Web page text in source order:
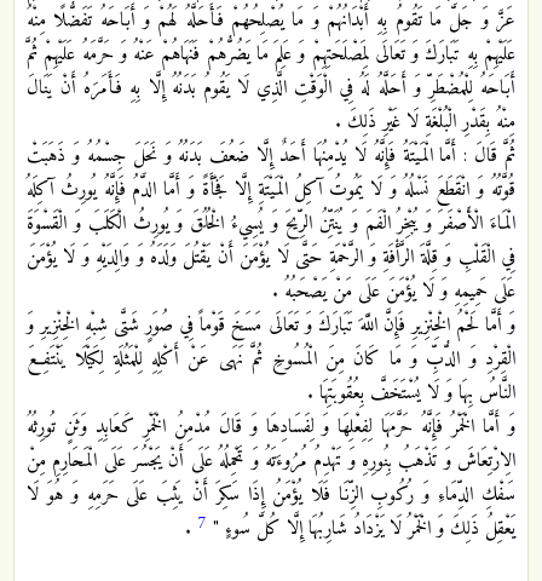
عَزَّ وَ جَلَّ مَا تَقُومُ بِهِ أَبْدَانُهُمْ وَ مَا يُصْلِحُهُمْ فَأَحَلَّهُ لَهُمْ وَ أَبَاحَهُ تَفَضُّلًا مِنْهُ
عَلَيْهِمْ بِهِ تَبَارَكَ وَ تَعَالَى لِمَصْلَحَتِهِمْ وَ عَلِمَ مَا يَضُرُّهُمْ فَنَهَاهُمْ عَنْهُ وَ حَرَّمَهُ عَلَيْهِمْ ثُمَّ
أَبَاحَهُ لِلْمُضْطَرِّ وَ أَحَلَّهُ لَهُ فِي الْوَقْتِ الَّذِي لَا يَقُومُ بَدَنُهُ إِلَّا بِهِ فَأَمَرَهُ أَنْ يَنَالَ
مِنْهُ بِقَدْرِ الْبُلْغَةِ لَا غَيْرِ ذَلِكَ .
ثُمَّ قَالَ : أَمَّا الْمَيْتَةُ فَإِنَّهُ لَا يُدْمِنُهَا أَحَدٌ إِلَّا ضَعُفَ بَدَنُهُ وَ نَحَلَ جِسْمُهُ وَ ذَهَبَتْ
قُوَّتُهُ وَ انْقَطَعَ نَسْلُهُ وَ لَا يَمُوتُ آكِلُ الْمَيْتَةِ إِلَّا فَجْأَةً وَ أَمَّا الدَّمُ فَإِنَّهُ يُورِثُ آكِلَهُ
الْمَاءَ الْأَصْفَرَ وَ يُبْخِرُ الْفَمَ وَ يُنَتِّنُ الرِّيحَ وَ يُسِي‏ءُ الْخُلُقَ وَ يُورِثُ الْكَلَبَ وَ الْقَسْوَةَ
فِي الْقَلْبِ وَ قِلَّةَ الرَّأْفَةِ وَ الرَّحْمَةِ حَتَّى لَا يُؤْمَنَ أَنْ يَقْتُلَ وَلَدَهُ وَ وَالِدَيْهِ وَ لَا يُؤْمَنَ
عَلَى حَمِيمِهِ وَ لَا يُؤْمَنَ عَلَى مَنْ يَصْحَبُهُ .
وَ أَمَّا لَحْمُ الْخِنْزِيرِ فَإِنَّ اللَّهَ تَبَارَكَ وَ تَعَالَى مَسَخَ قَوْماً فِي صُوَرٍ شَتَّى شِبْهِ الْخِنْزِيرِ وَ
الْقِرْدِ وَ الدُّبِّ وَ مَا كَانَ مِنَ الْمُسُوخِ ثُمَّ نَهَى عَنْ أَكْلِهِ لِلْمَثُلَةِ لِكَيْلَا يَنْتَفِعَ
النَّاسُ بِهَا وَ لَا يُسْتَخَفَّ بِعُقُوبَتِهَا .
وَ أَمَّا الْخَمْرُ فَإِنَّهُ حَرَّمَهَا لِفِعْلِهَا وَ لِفَسَادِهَا وَ قَالَ مُدْمِنُ الْخَمْرِ كَعَابِدِ وَثَنٍ تُورِثُهُ
الِارْتِعَاشَ وَ تَذْهَبُ بِنُورِهِ وَ تَهْدِمُ مُرُوءَتَهُ وَ تَحْمِلُهُ عَلَى أَنْ يَجْسُرَ عَلَى الْمَحَارِمِ مِنْ
سَفْكِ الدِّمَاءِ وَ رُكُوبِ الزِّنَا فَلَا يُؤْمَنُ إِذَا سَكِرَ أَنْ يَثِبَ عَلَى حَرَمِهِ وَ هُوَ لَا
يَعْقِلُ ذَلِكَ وَ الْخَمْرُ لَا يَزْدَادُ شَارِبُهَا إِلَّا كُلَّ سُوءٍ " 7
.